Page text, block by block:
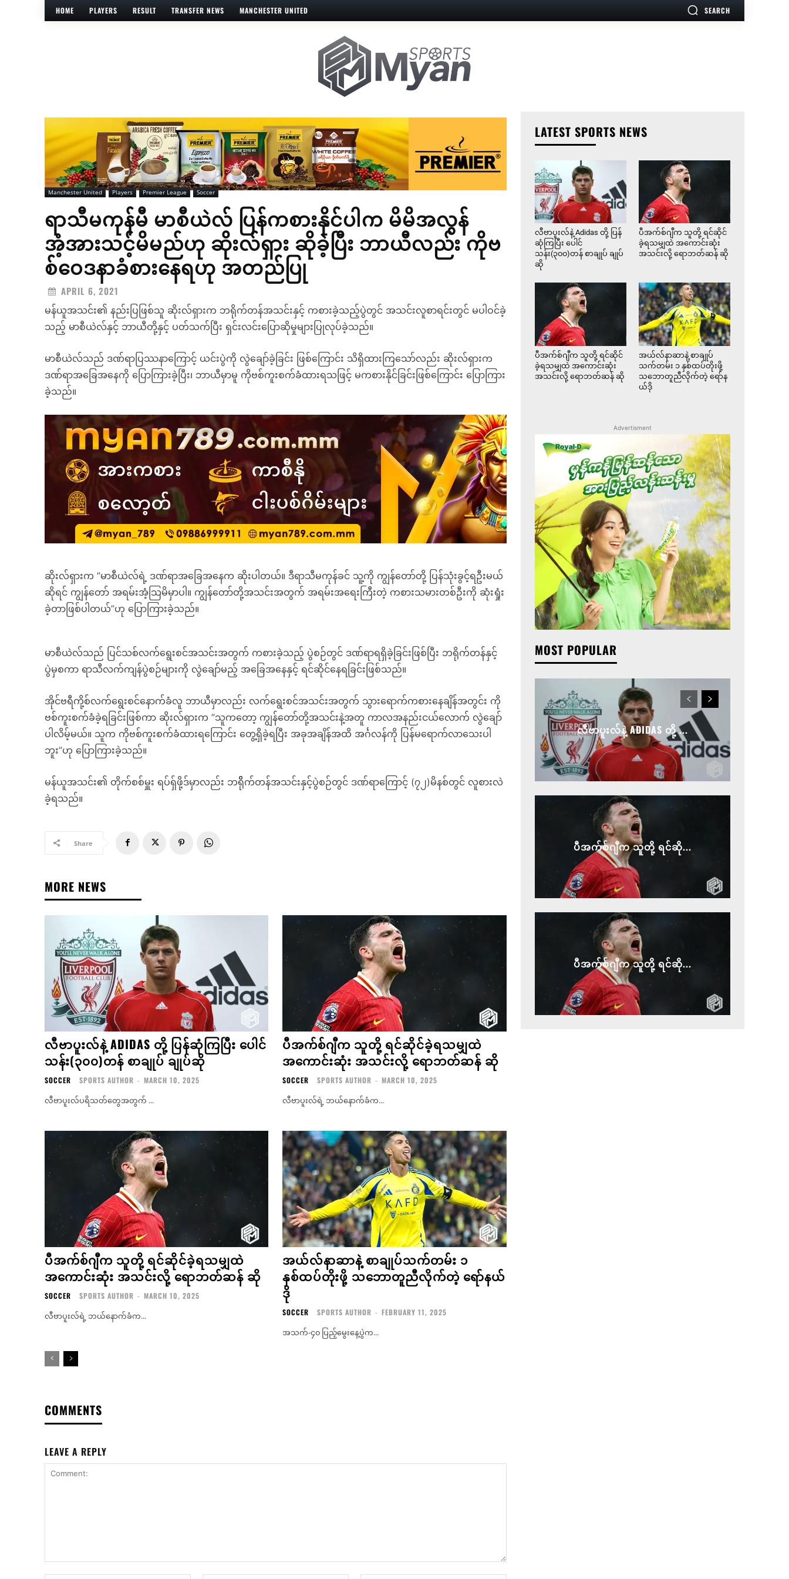
HOME PLAYERS RESULT TRANSFER NEWS MANCHESTER UNITED SEARCH
Manchester United Players Premier League Soccer
ရာသီမကုန်မီ မာစီယဲလ် ပြန်ကစားနိုင်ပါက မိမိအလွန်
အံ့အားသင့်မိမည်ဟု ဆိုးလ်ရှား ဆိုခဲ့ပြီး ဘာယီလည်း ကိုဗ
စ်ဝေဒနာခံစားနေရဟု အတည်ပြု
APRIL 6, 2021
မန်ယူအသင်း၏ နည်းပြဖြစ်သူ ဆိုးလ်ရှားက ဘရိုက်တန်အသင်းနှင့် ကစားခဲ့သည့်ပွဲတွင် အသင်းလူစာရင်းတွင် မပါဝင်ခဲ့
သည့် မာစီယဲလ်နှင့် ဘာယီတို့နှင့် ပတ်သက်ပြီး ရှင်းလင်းပြောဆိုမှုများပြုလုပ်ခဲ့သည်။
မာစီယဲလ်သည် ဒဏ်ရာပြဿနာကြောင့် ယင်းပွဲကို လွဲချော်ခဲ့ခြင်း ဖြစ်ကြောင်း သိရှိထားကြသော်လည်း ဆိုးလ်ရှားက
ဒဏ်ရာအခြေအနေကို ပြောကြားခဲ့ပြီး၊ ဘာယီမှာမူ ကိုဗစ်ကူးစက်ခံထားရသဖြင့် မကစားနိုင်ခြင်းဖြစ်ကြောင်း ပြောကြား
ခဲ့သည်။
ဆိုးလ်ရှားက ”မာစီယဲလ်ရဲ့ ဒဏ်ရာအခြေအနေက ဆိုးပါတယ်။ ဒီရာသီမကုန်ခင် သူ့ကို ကျွန်တော်တို့ ပြန်သုံးခွင့်ရဦးမယ်
ဆိုရင် ကျွန်တော် အရမ်းအံ့သြမိမှာပါ။ ကျွန်တော်တို့အသင်းအတွက် အရမ်းအရေးကြီးတဲ့ ကစားသမားတစ်ဦးကို ဆုံးရှုံး
ခဲ့တာဖြစ်ပါတယ်”ဟု ပြောကြားခဲ့သည်။
မာစီယဲလ်သည် ပြင်သစ်လက်ရွေးစင်အသင်းအတွက် ကစားခဲ့သည့် ပွဲစဉ်တွင် ဒဏ်ရာရရှိခဲ့ခြင်းဖြစ်ပြီး ဘရိုက်တန်နှင့်
ပွဲမှစကာ ရာသီလက်ကျန်ပွဲစဉ်များကို လွဲချော်မည့် အခြေအနေနှင့် ရင်ဆိုင်နေရခြင်းဖြစ်သည်။
အိုင်ဗရီကို့စ်လက်ရွေးစင်နောက်ခံလူ ဘာယီမှာလည်း လက်ရွေးစင်အသင်းအတွက် သွားရောက်ကစားနေချိန်အတွင်း ကို
ဗစ်ကူးစက်ခံခဲ့ရခြင်းဖြစ်ကာ ဆိုးလ်ရှားက ”သူကတော့ ကျွန်တော်တို့အသင်းနဲ့အတူ ကာလအနည်းငယ်လောက် လွဲချော်
ပါလိမ့်မယ်။ သူက ကိုဗစ်ကူးစက်ခံထားရကြောင်း တွေ့ရှိခဲ့ရပြီး အခုအချိန်အထိ အင်္ဂလန်ကို ပြန်မရောက်လာသေးပါ
ဘူး”ဟု ပြောကြားခဲ့သည်။
မန်ယူအသင်း၏ တိုက်စစ်မှူး ရပ်ရှ်ဖို့ဒ်မှာလည်း ဘရိိုက်တန်အသင်းနှင့်ပွဲစဉ်တွင် ဒဏ်ရာကြောင့် (၇၂)မိနစ်တွင် လူစားလဲ
ခဲ့ရသည်။
Share
MORE NEWS
လီဗာပူးလ်နဲ့ ADIDAS တို့ ပြန်ဆုံကြပြီး ပေါင်
သန်း(၃၀၀)တန် စာချုပ် ချုပ်ဆို
SOCCER SPORTS AUTHOR - MARCH 10, 2025
လီဗာပူးလ်ပရိသတ်တွေအတွက် ...
ပီအက်စ်ဂျီက သူတို့ ရင်ဆိုင်ခဲ့ရသမျှထဲ
အကောင်းဆုံး အသင်းလို့ ရောဘတ်ဆန် ဆို
SOCCER SPORTS AUTHOR - MARCH 10, 2025
လီဗာပူးလ်ရဲ့ ဘယ်နောက်ခံက...
ပီအက်စ်ဂျီက သူတို့ ရင်ဆိုင်ခဲ့ရသမျှထဲ
အကောင်းဆုံး အသင်းလို့ ရောဘတ်ဆန် ဆို
SOCCER SPORTS AUTHOR - MARCH 10, 2025
လီဗာပူးလ်ရဲ့ ဘယ်နောက်ခံက...
အယ်လ်နာဆာနဲ့ စာချုပ်သက်တမ်း ၁
နှစ်ထပ်တိုးဖို့ သဘောတူညီလိုက်တဲ့ ရော်နယ်
ဒို
SOCCER SPORTS AUTHOR - FEBRUARY 11, 2025
အသက်-၄၀ ပြည့်မွေးနေ့ပွဲက...
COMMENTS
LEAVE A REPLY
LATEST SPORTS NEWS
လီဗာပူးလ်နဲ့ Adidas တို့ ပြန်
ဆုံကြပြီး ပေါင်
သန်း(၃၀၀)တန် စာချုပ် ချုပ်
ဆို
ပီအက်စ်ဂျီက သူတို့ ရင်ဆိုင်
ခဲ့ရသမျှထဲ အကောင်းဆုံး
အသင်းလို့ ရောဘတ်ဆန် ဆို
ပီအက်စ်ဂျီက သူတို့ ရင်ဆိုင်
ခဲ့ရသမျှထဲ အကောင်းဆုံး
အသင်းလို့ ရောဘတ်ဆန် ဆို
အယ်လ်နာဆာနဲ့ စာချုပ်
သက်တမ်း ၁ နှစ်ထပ်တိုးဖို့
သဘောတူညီလိုက်တဲ့ ရော်န
ယ်ဒို
Advertisment
MOST POPULAR
လီဗာပူးလ်နဲ့ ADIDAS တို့ ...
ပီအက်စ်ဂျီက သူတို့ ရင်ဆို...
ပီအက်စ်ဂျီက သူတို့ ရင်ဆို...